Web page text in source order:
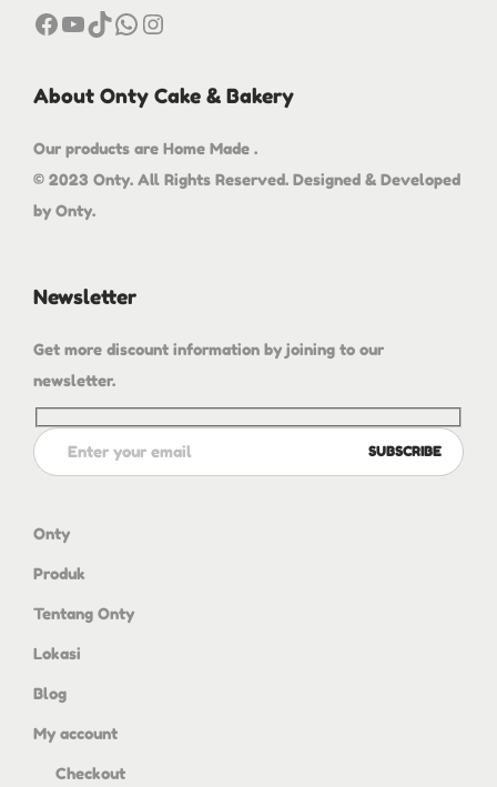
About Onty Cake & Bakery
Our products are Home Made .
© 2023 Onty. All Rights Reserved. Designed & Developed
by Onty.
Newsletter
Get more discount information by joining to our
newsletter.
Onty
Produk
Tentang Onty
Lokasi
Blog
My account
Checkout